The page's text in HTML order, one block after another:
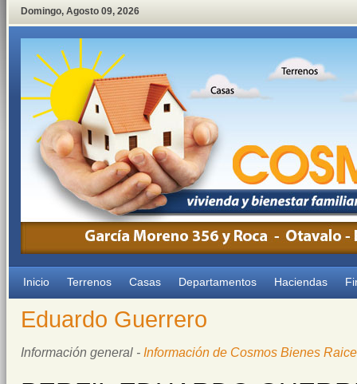
Domingo, Agosto 09, 2026
Inicio Terrenos Casas Departamentos Haciendas
Eduardo Guerrero
Información general - Información de Cosmos Bienes